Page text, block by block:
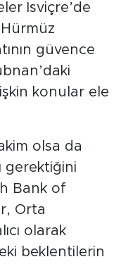
İsviçre’de
güvence
konular ele
olsa da
gerektiğini
Bank of
Orta
olarak
beklentilerin